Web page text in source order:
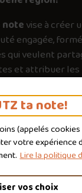
ta note!
(appeléscookies
votre
Lire la politique
vos choix
notevise à créer
engagée,
qui veulent
et attribuer les
pour guider les
valent